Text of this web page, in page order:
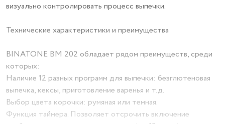
визуально контролировать процесс выпечки.
Технические характеристики и преимущества
BINATONE BM 202 обладает рядом преимуществ, среди
которых:
Наличие 12 разных программ для выпечки: безглютеновая
выпечка, кексы, приготовление варенья и т.д.
Выбор цвета корочки: румяная или темная.
Функция таймера. Позволяет отсрочить включение